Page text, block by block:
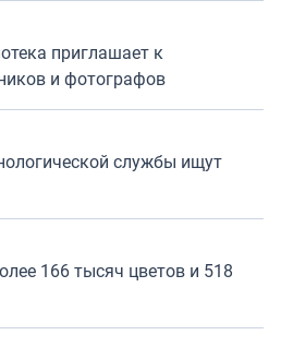
приглашает к
и фотографов
службы ищут
166 тысяч цветов и 518